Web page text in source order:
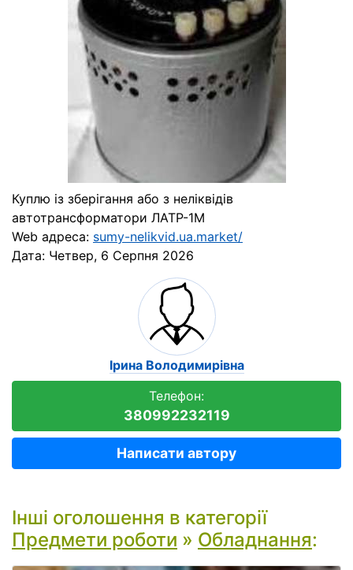
Куплю із зберігання або з неліквідів
автотрансформатори ЛАТР-1М
Web адреса: sumy-nelikvid.ua.market/
Дата: Четвер, 6 Серпня 2026
Ірина Володимирівна
Телефон:
380992232119
Написати автору
Інші оголошення в категорії
Предмети роботи » Обладнання: